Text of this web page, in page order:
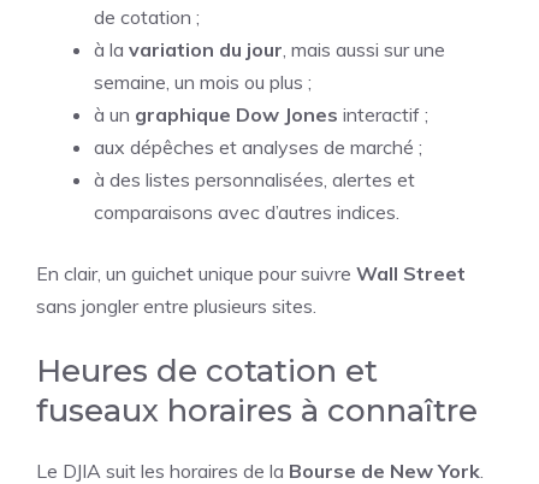
de cotation ;
à la variation du jour, mais aussi sur une
semaine, un mois ou plus ;
à un graphique Dow Jones interactif ;
aux dépêches et analyses de marché ;
à des listes personnalisées, alertes et
comparaisons avec d’autres indices.
En clair, un guichet unique pour suivre Wall Street
sans jongler entre plusieurs sites.
Heures de cotation et
fuseaux horaires à connaître
Le DJIA suit les horaires de la Bourse de New York.